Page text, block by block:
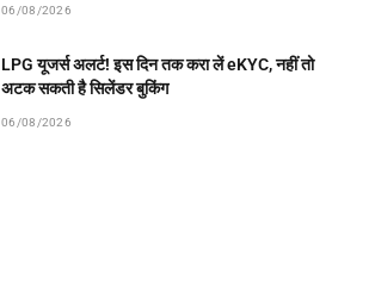
06/08/2026
LPG यूजर्स अलर्ट! इस दिन तक करा लें eKYC, नहीं तो
अटक सकती है सिलेंडर बुकिंग
06/08/2026